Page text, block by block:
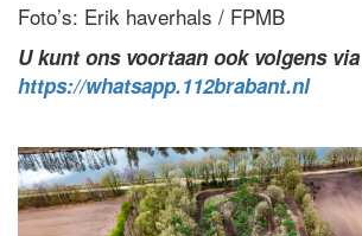
Foto’s: Erik haverhals / FPMB
U kunt ons voortaan ook volgens
https://whatsapp.112brabant.nl